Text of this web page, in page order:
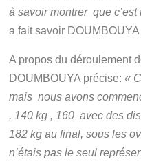
à savoir montrer que
a fait savoir DOUMBOUYA
A propos du déroulement
DOUMBOUYA précise:«
mais nous avons
, 140 kg , 160 avec des
182 kg au final, sous les
n’étais pas le seul